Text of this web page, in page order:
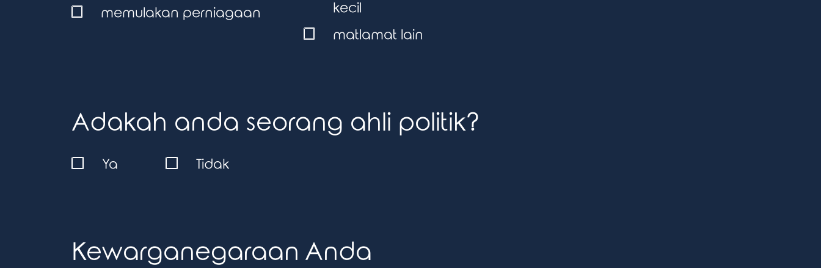
memulakan perniagaan
kecil
matlamat lain
Adakah anda seorang ahli politik?
Ya Tidak
Kewarganegaraan Anda